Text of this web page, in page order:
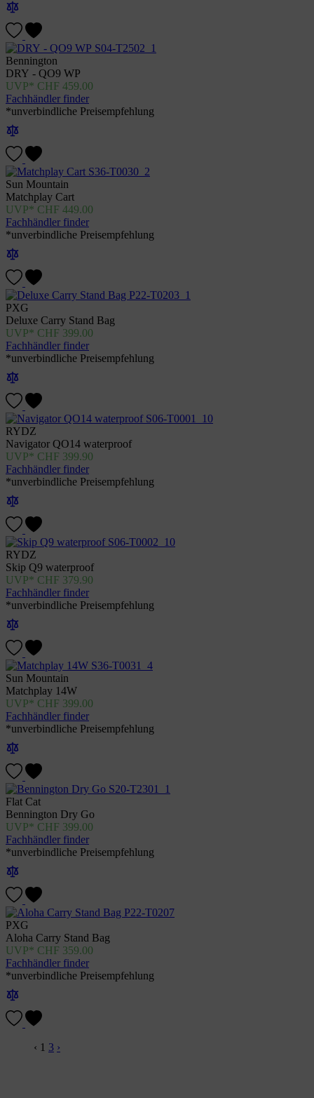
Bennington
DRY - QO9 WP
CHF 459.00
Fachhändler finder
*unverbindliche Preisempfehlung
Sun Mountain
Matchplay Cart
CHF 449.00
Fachhändler finder
*unverbindliche Preisempfehlung
PXG
Deluxe Carry Stand Bag
CHF 399.00
Fachhändler finder
*unverbindliche Preisempfehlung
RYDZ
Navigator QO14 waterproof
CHF 399.90
Fachhändler finder
*unverbindliche Preisempfehlung
RYDZ
Skip Q9 waterproof
CHF 379.90
Fachhändler finder
*unverbindliche Preisempfehlung
Sun Mountain
Matchplay 14W
CHF 399.00
Fachhändler finder
*unverbindliche Preisempfehlung
Flat Cat
Bennington Dry Go
CHF 399.00
Fachhändler finder
*unverbindliche Preisempfehlung
PXG
Aloha Carry Stand Bag
CHF 359.00
Fachhändler finder
*unverbindliche Preisempfehlung
‹ 1 3 ›